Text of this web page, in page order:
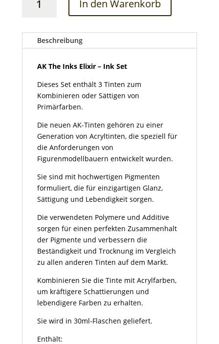
Ink
In den Warenkorb
Beschreibung
AK The Inks Elixir – Ink Set
Dieses Set enthält 3 Tinten zum
Kombinieren oder Sättigen von
Primärfarben.
Die neuen AK-Tinten gehören zu einer
Generation von Acryltinten, die speziell für
die Anforderungen von
Figurenmodellbauern entwickelt wurden.
Sie sind mit hochwertigen Pigmenten
formuliert, die für einzigartigen Glanz,
Sättigung und Lebendigkeit sorgen.
Die verwendeten Polymere und Additive
sorgen für einen perfekten Zusammenhalt
der Pigmente und verbessern die
Beständigkeit und Trocknung im Vergleich
zu allen anderen Tinten auf dem Markt.
Kombinieren Sie die Tinte mit Acrylfarben,
um kräftigere Schattierungen und
lebendigere Farben zu erhalten.
Sie wird in 30ml-Flaschen geliefert.
Enthält: